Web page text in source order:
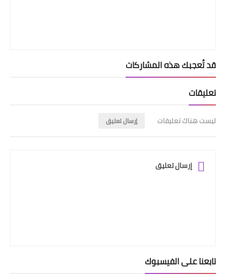
قد تُعجبك هذه المشاركات
تعليقات
ليست هناك تعليقات إرسال تعليق
إرسال تعليق
تابعنا على الفيسبوك